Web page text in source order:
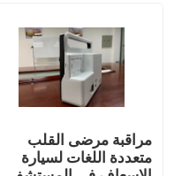
مراقبة مرضى القلب
متعددة اللغات لسيارة